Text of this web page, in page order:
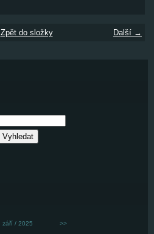
Další →
Zpět do složky
září / 2025 >>